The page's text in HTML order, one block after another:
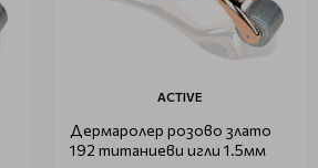
ACTIVE
Дермаролер розово злато
192 титаниеви игли 1.5мм